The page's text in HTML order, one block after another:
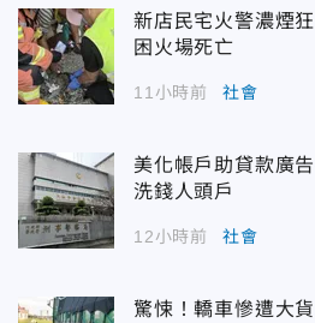
新店民宅火警濃煙
困火場死亡
11小時前 社會
美化帳戶助貸款廣
洗錢人頭戶
12小時前 社會
驚悚！轎車慘遭大